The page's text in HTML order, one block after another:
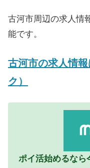
古河市周辺の求人情
能です。
古河市の求人情
ク）
ポイ活始めるなら